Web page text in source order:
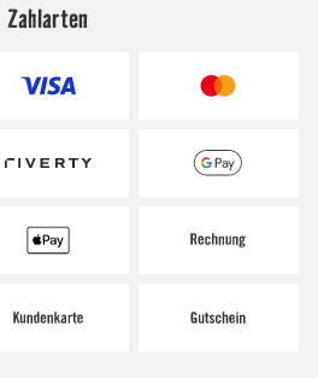
Zahlarten